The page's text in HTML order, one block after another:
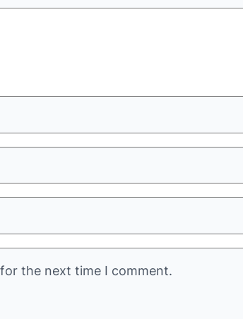
the next time I comment.